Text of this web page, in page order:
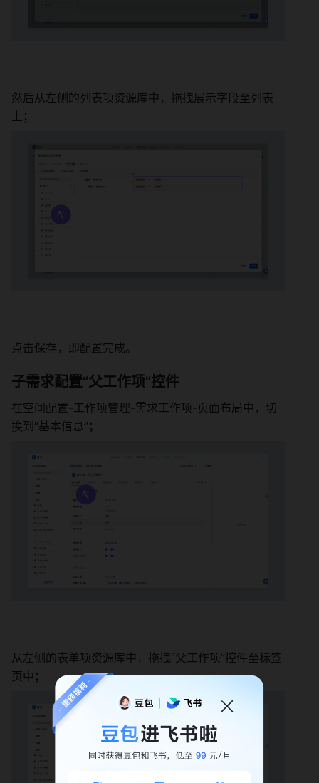
然后从左侧的列表项资源库中，拖拽展示字段至列表
上；
点击保存，即配置完成。
子需求配置“父工作项”控件
在空间配置-工作项管理-需求工作项-页面布局中，切
换到“基本信息”；
从左侧的表单项资源库中，拖拽“父工作项”控件至标签
页中；